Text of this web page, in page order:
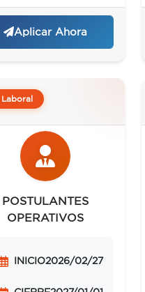
Aplicar Ahora
Laboral
POSTULANTES
OPERATIVOS
INICIO2026/02/27